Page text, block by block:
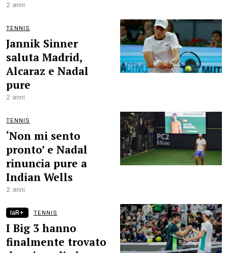
2 anni
TENNIS
Jannik Sinner
saluta Madrid,
Alcaraz e Nadal
pure
2 anni
TENNIS
‘Non mi sento
pronto’ e Nadal
rinuncia pure a
Indian Wells
2 anni
laR+ TENNIS
I Big 3 hanno
finalmente trovato